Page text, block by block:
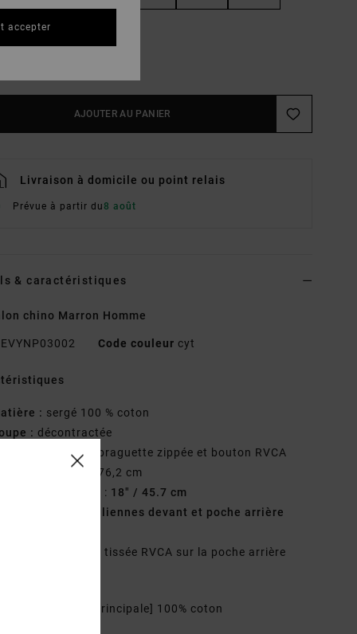
36
AJOUTER AU PANIER
Livraison à domicile ou point relais
Prévue à partir du8 août
& caractéristiques
chino Marron Homme
EVYNP03002 Code couleur cyt
: sergé 100 % coton
: décontractée
Taille :
braguette zippée et bouton RVCA
30" / 76,2 cm
de jambe : 18" / 45.7 cm
poches italiennes devant et poche arrière
:__ étiquette tissée RVCA sur la poche arrière
[Matière principale] 100% coton
accepter